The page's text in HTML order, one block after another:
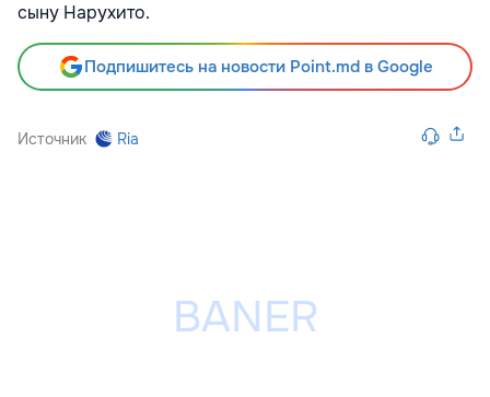
сыну Нарухито.
Подпишитесь на новости Point.md в Google
Источник Ria